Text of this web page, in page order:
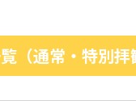
（通常・特別拝